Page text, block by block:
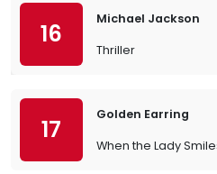
16
Michael Jackson
Thriller
17
Golden Earring
When the Lady